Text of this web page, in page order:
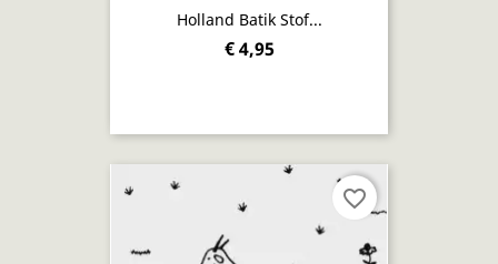
Holland Batik Stof...
€ 4,95
favorite_border